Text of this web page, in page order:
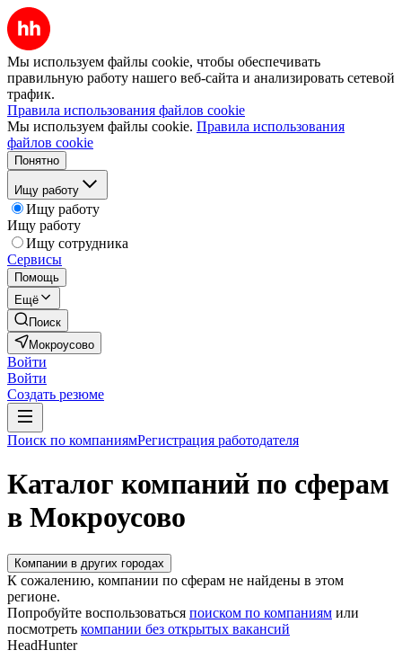
Мы используем файлы cookie, чтобы обеспечивать
правильную работу нашего веб-сайта и анализировать сетевой
трафик.
Правила использования файлов cookie
Мы используем файлы cookie. Правила использования
файлов cookie
Понятно
Ищу работу
Ищу работу
Ищу работу
Ищу сотрудника
Сервисы
Помощь
Ещё
Поиск
Мокроусово
Войти
Войти
Создать резюме
Поиск по компаниямРегистрация работодателя
Каталог компаний по сферам
в Мокроусово
Компании в других городах
К сожалению, компании по сферам не найдены в этом
регионе.
Попробуйте воспользоваться поиском по компаниям или
посмотреть компании без открытых вакансий
HeadHunter